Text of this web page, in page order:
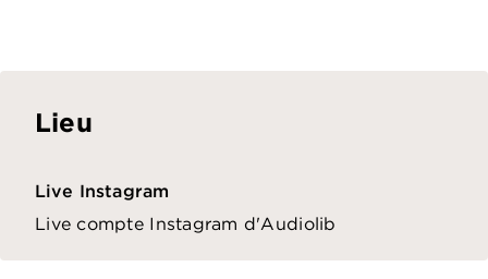
Lieu
Live Instagram
Live compte Instagram d'Audiolib